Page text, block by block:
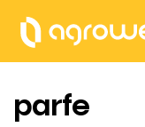
parfe